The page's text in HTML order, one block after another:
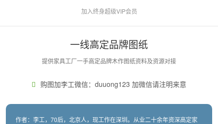
加入终身超级VIP会员
一线高定品牌图纸
提供家具工厂一手高定品牌木作图纸资料及资源对接
购图加李工微信：duuong123 加微信请注明来意
作者：李工，70后，北京人，现工作在深圳。从业二十余年资深高定家